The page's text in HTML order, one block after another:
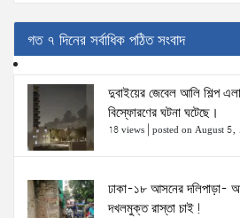
গত ৭ দিনের সর্বাধিক পঠিত সংবাদ
দুবাইয়ের জেবেল আলি শিল্প
বিস্ফোরণের ঘটনা ঘটেছে।
18 views posted on August 5,
ঢাকা-১৮ আসনের দলিপাড়া-
দখলমুক্ত রাস্তা চাই!